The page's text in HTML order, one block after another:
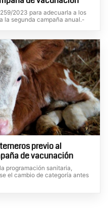
2023 para adecuarla a los
la segunda campaña anual.-
previo al
de vacunación
programación sanitaria,
el cambio de categoría antes